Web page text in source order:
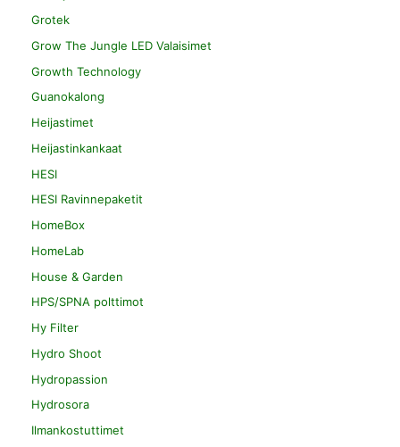
Grotek
Grow The Jungle LED Valaisimet
Growth Technology
Guanokalong
Heijastimet
Heijastinkankaat
HESI
HESI Ravinnepaketit
HomeBox
HomeLab
House & Garden
HPS/SPNA polttimot
Hy Filter
Hydro Shoot
Hydropassion
Hydrosora
Ilmankostuttimet